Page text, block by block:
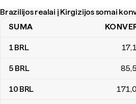
Brazilijos realai į Kirgizijos somai
Brazilijos realai į Kirgizijos somai
SUMA
1BRL 17
5 BRL 85
10 BRL 171